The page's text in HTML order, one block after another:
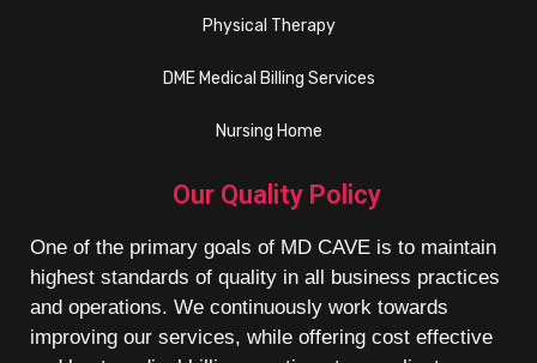
Physical Therapy
DME Medical Billing Services
Nursing Home
Our Quality Policy
One of the primary goals of MD CAVE is to maintain
highest standards of quality in all business practices
and operations. We continuously work towards
improving our services, while offering cost effective